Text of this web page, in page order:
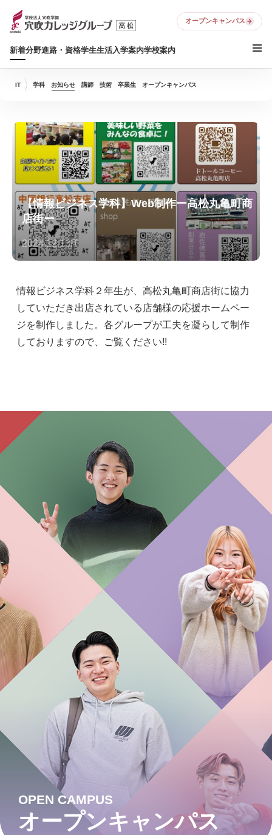
新着分野進路・資格学生生活入学案内学校案内
オープンキャンパス
IT 学科 お知らせ 講師 技術 卒業生 オープンキャンパス
【情報ビジネス学科】Web制作ー高松丸亀町商
店街ー
2024.12.13IT
情報ビジネス学科２年生が、高松丸亀町商店街に協力
していただき出店されている店舗様の応援ホームペー
ジを制作しました。各グループが工夫を凝らして制作
しておりますので、ご覧ください!!
OPEN CAMPUS
オープンキャンパス